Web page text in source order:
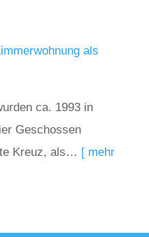
als
ca. 1993 in
Geschossen
Kreuz, als… [ mehr